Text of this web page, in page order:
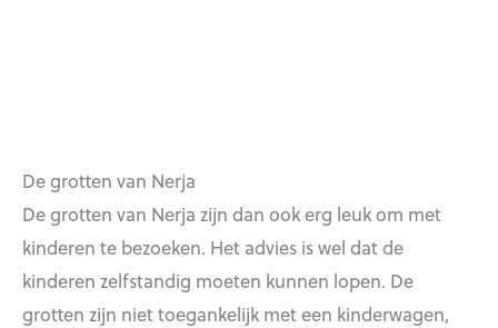
De grotten van Nerja
De grotten van Nerja zijn dan ook erg leuk om met
kinderen te bezoeken. Het advies is wel dat de
kinderen zelfstandig moeten kunnen lopen. De
grotten zijn niet toegankelijk met een kinderwagen,